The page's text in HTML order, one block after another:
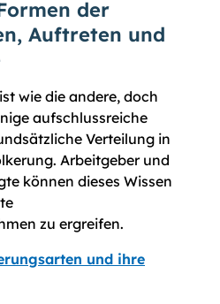
der
Auftreten und
wie die andere, doch
aufschlussreiche
Verteilung in
Arbeitgeber und
können dieses Wissen
zu ergreifen.
und ihre